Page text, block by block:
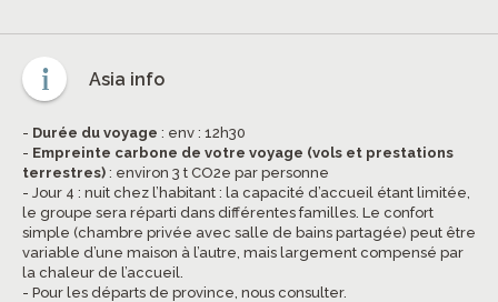
Asia info
- Durée du voyage : env : 12h30
- Empreinte carbone de votre voyage (vols et prestations
terrestres) : environ 3 t CO2e par personne
- Jour 4 : nuit chez l’habitant : la capacité d’accueil étant limitée,
le groupe sera réparti dans différentes familles. Le confort
simple (chambre privée avec salle de bains partagée) peut être
variable d’une maison à l’autre, mais largement compensé par
la chaleur de l’accueil.
- Pour les départs de province, nous consulter.